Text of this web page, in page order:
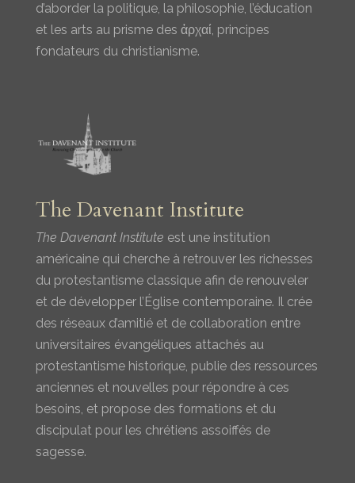
d’aborder la politique, la philosophie, l’éducation
et les arts au prisme des ἀρχαί, principes
fondateurs du christianisme.
The Davenant Institute
The Davenant Institute est une institution
américaine qui cherche à retrouver les richesses
du protestantisme classique afin de renouveler
et de développer l’Église contemporaine. Il crée
des réseaux d’amitié et de collaboration entre
universitaires évangéliques attachés au
protestantisme historique, publie des ressources
anciennes et nouvelles pour répondre à ces
besoins, et propose des formations et du
discipulat pour les chrétiens assoiffés de
sagesse.